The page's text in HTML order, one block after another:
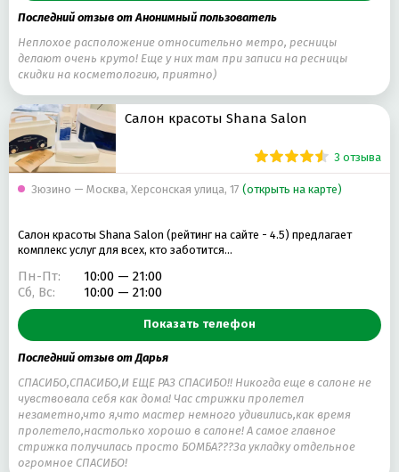
Последний отзыв от Анонимный пользователь
Неплохое расположение относительно метро, ресницы
делают очень круто! Еще у них там при записи на ресницы
скидки на косметологию, приятно)
Салон красоты Shana Salon
3 отзыва
Зюзино — Москва, Херсонская улица, 17 (открыть на карте)
Салон красоты Shana Salon (рейтинг на сайте - 4.5) предлагает
комплекс услуг для всех, кто заботится…
Пн-Пт:
10:00 — 21:00
Сб, Вс:
10:00 — 21:00
Показать телефон
Последний отзыв от Дарья
СПАСИБО,СПАСИБО,И ЕЩЕ РАЗ СПАСИБО!! Никогда еще в салоне не
чувствовала себя как дома! Час стрижки пролетел
незаметно,что я,что мастер немного удивились,как время
пролетело,настолько хорошо в салоне! А самое главное
стрижка получилась просто БОМБА???За укладку отдельное
огромное СПАСИБО!